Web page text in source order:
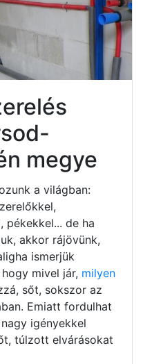
megye
a világban:
pékekkel... de ha
akkor rájövünk,
ismerjük
mivel jár, milyen
sőt, sokszor az
Emiatt fordulhat
igényekkel
túlzott elvárásokat